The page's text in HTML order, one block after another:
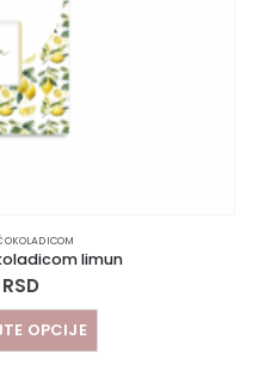
limun
RSD
OPCIJE